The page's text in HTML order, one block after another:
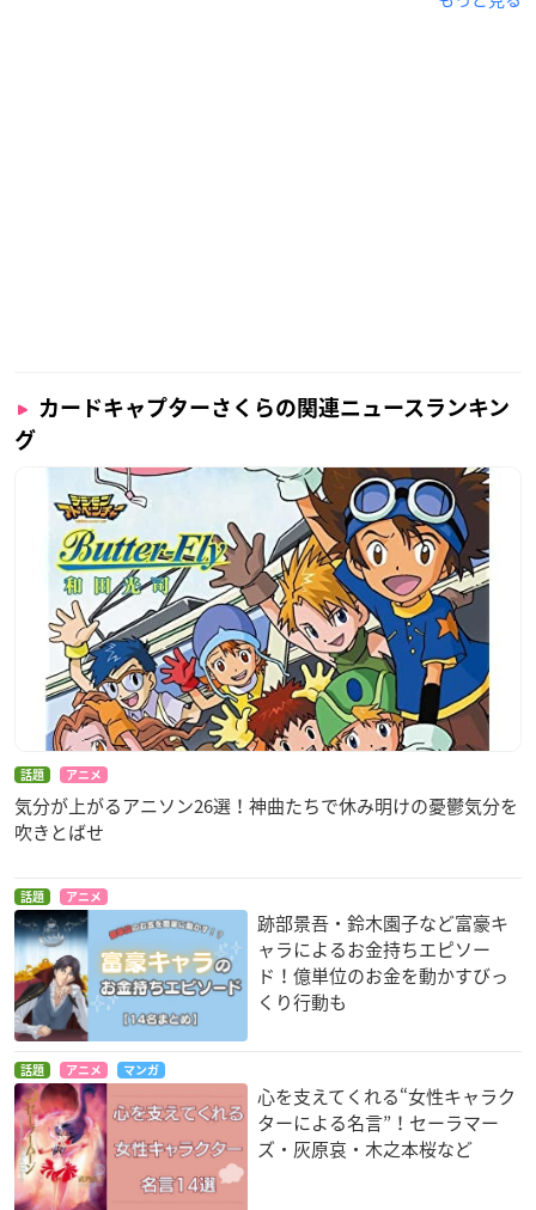
カードキャプターさくらの関連ニュースランキン
グ
話題 アニメ
気分が上がるアニソン26選！神曲たちで休み明けの憂鬱気分を
吹きとばせ
話題 アニメ
跡部景吾・鈴木園子など富豪キ
ャラによるお金持ちエピソー
ド！億単位のお金を動かすびっ
くり行動も
話題 アニメ マンガ
心を支えてくれる“女性キャラク
ターによる名言”！セーラマー
ズ・灰原哀・木之本桜など